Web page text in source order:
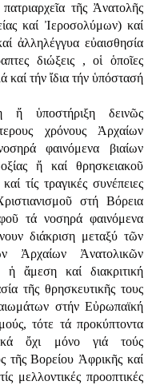
τῆς Ἀνατολῆς
καί Ἰεροσολύμων) καί
ἀλληλέγγυα εὐαισθησία
διώξεις , οἱ ὁποῖες
καί τήν ἴδια τήν ὑπόστασή
ἤ ὑποστήριξη δεινῶς
χρόνους Ἀρχαίων
φαινόμενα βιαίων
ἤ καί θρησκειακοῦ
τίς τραγικές συνέπειες
στή Βόρεια
τά νοσηρά φαινόμενα
διάκριση μεταξύ τῶν
Ἀνατολικῶν
ἄμεση καί διακριτική
τῆς θρησκευτικῆς τους
στήν Εὐρωπαϊκή
τότε τά προκύπτοντα
ὄχι μόνο γιά τούς
τῆς Βορείου Ἀφρικῆς καί
μελλοντικές προοπτικές